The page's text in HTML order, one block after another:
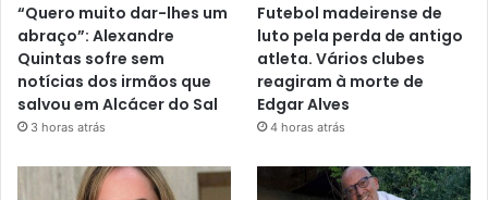
“Quero muito dar-lhes um
abraço”: Alexandre
Quintas sofre sem
notícias dos irmãos que
salvou em Alcácer do Sal
3 horas atrás
Futebol madeirense de
luto pela perda de antigo
atleta. Vários clubes
reagiram à morte de
Edgar Alves
4 horas atrás